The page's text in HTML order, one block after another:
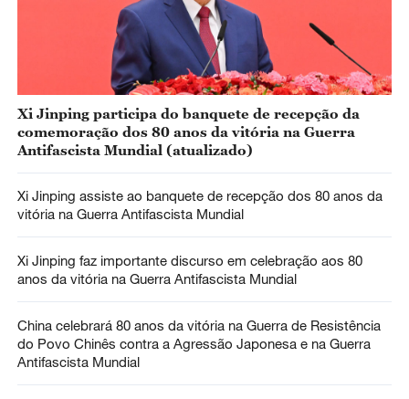
Xi Jinping participa do banquete de recepção da
comemoração dos 80 anos da vitória na Guerra
Antifascista Mundial (atualizado)
Xi Jinping assiste ao banquete de recepção dos 80 anos da
vitória na Guerra Antifascista Mundial
Xi Jinping faz importante discurso em celebração aos 80
anos da vitória na Guerra Antifascista Mundial
China celebrará 80 anos da vitória na Guerra de Resistência
do Povo Chinês contra a Agressão Japonesa e na Guerra
Antifascista Mundial